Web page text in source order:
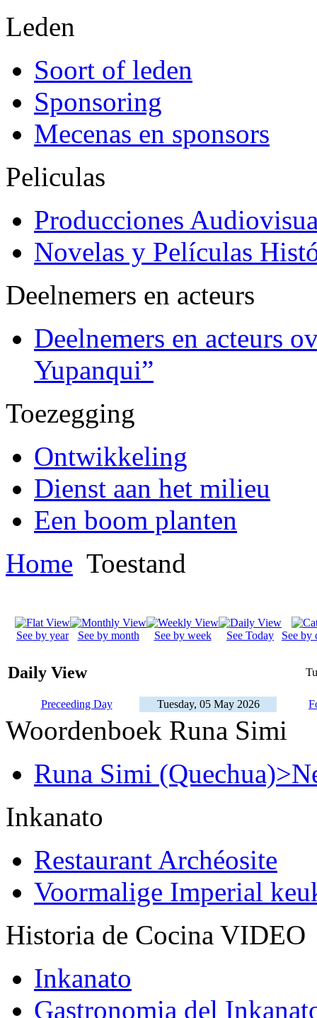
Leden
Soort of leden
Sponsoring
Mecenas en sponsors
Peliculas
Producciones
Novelas y Películas
Deelnemers en acteurs
Deelnemers en acteurs
Yupanqui”
Toezegging
Ontwikkeling
Dienst aan het milieu
Een boom planten
Home Toestand
See by year See by month See by week See Today See by
Daily View
Preceeding Day Tuesday, 05 May 2026
Woordenboek Runa Simi
Runa Simi
Inkanato
Restaurant Archéosite
Voormalige Imperial
Historia de Cocina VIDEO
Inkanato
Gastronomia del